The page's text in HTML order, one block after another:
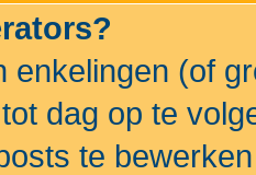
enkelingen (of
dag op te
te